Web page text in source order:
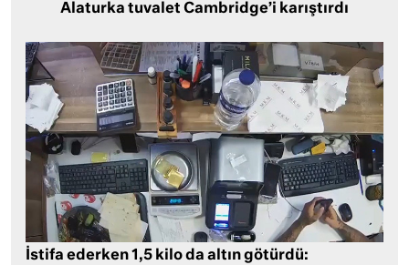
Alaturka tuvalet Cambridge’i karıştırdı
İstifa ederken 1,5 kilo da altın götürdü: